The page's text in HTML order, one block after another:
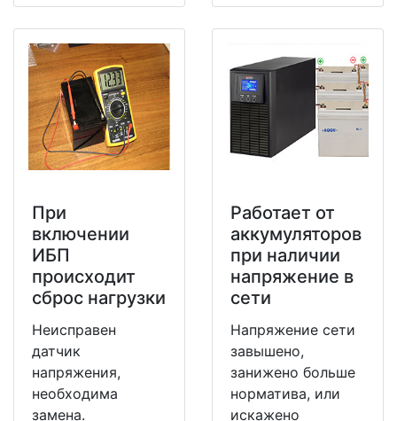
При
включении
ИБП
происходит
сброс нагрузки
Неисправен
датчик
напряжения,
необходима
замена.
Работает от
аккумуляторов
при наличии
напряжение в
сети
Напряжение сети
завышено,
занижено больше
норматива, или
искажено